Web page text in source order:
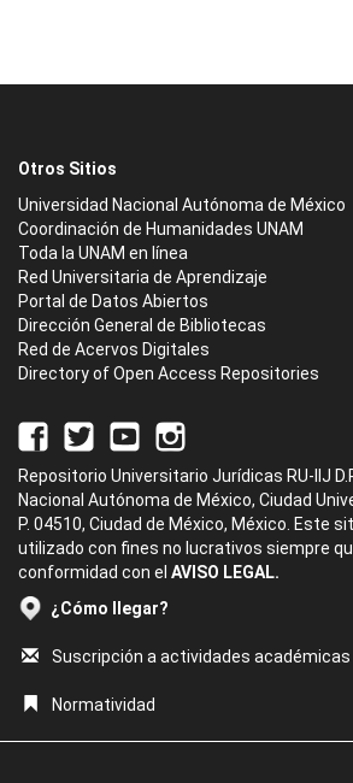
Otros Sitios
Universidad Nacional Autónoma de México
Coordinación de Humanidades UNAM
Toda la UNAM en línea
Red Universitaria de Aprendizaje
Portal de Datos Abiertos
Dirección General de Bibliotecas
Red de Acervos Digitales
Directory of Open Access Repositories
Repositorio Universitario Jurídicas RU-IIJ
Nacional Autónoma de México, Ciudad
P. 04510, Ciudad de México, México. Este
utilizado con fines no lucrativos siempre
conformidad con el AVISO LEGAL.
¿Cómo llegar?
Suscripción a actividades académicas
Normatividad